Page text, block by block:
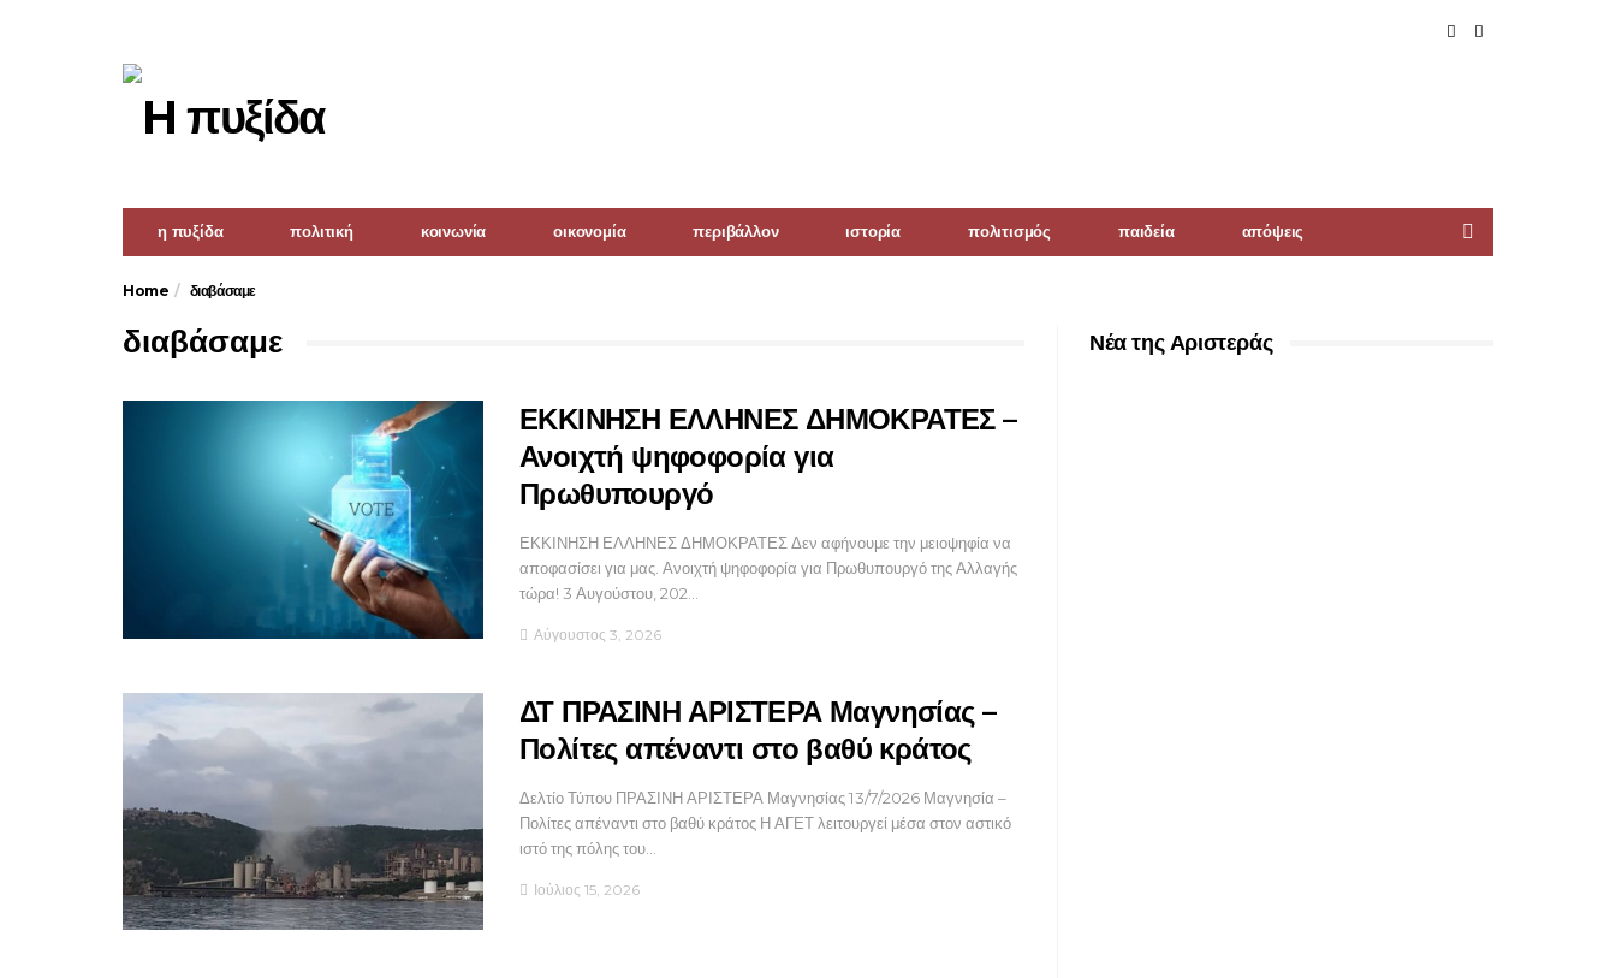
η πυξίδα πολιτική κοινωνία οικονομία περιβάλλον ιστορία πολιτισμός παιδεία απόψεις
Home διαβάσαμε
διαβάσαμε
ΕΚΚΙΝΗΣΗ ΕΛΛΗΝΕΣ ΔΗΜΟΚΡΑΤΕΣ –
Ανοιχτή ψηφοφορία για
Πρωθυπουργό
ΕΚΚΙΝΗΣΗ ΕΛΛΗΝΕΣ ΔΗΜΟΚΡΑΤΕΣ Δεν αφήνουμε την μειοψηφία να
αποφασίσει για μας. Ανοιχτή ψηφοφορία για Πρωθυπουργό της Αλλαγής
τώρα! 3 Αυγούστου, 202…
Αύγουστος 3, 2026
ΔΤ ΠΡΑΣΙΝΗ ΑΡΙΣΤΕΡΑ Μαγνησίας –
Πολίτες απέναντι στο βαθύ κράτος
Δελτίο Τύπου ΠΡΑΣΙΝΗ ΑΡΙΣΤΕΡΑ Μαγνησίας 13/7/2026 Μαγνησία –
Πολίτες απέναντι στο βαθύ κράτος Η ΑΓΕΤ λειτουργεί μέσα στον αστικό
ιστό της πόλης του…
Ιούλιος 15, 2026
Νέα της Αριστεράς